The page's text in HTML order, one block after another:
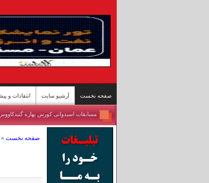
صفحه نخست آرشیو سایت انتقادات و
مسابقات اسبدوانی کورس بهاره
برداشت برنج از شالیزارهای شمال -
تازه‌ترین وضعیت تنگه هرمز
مسابقات کشتی سنتی لوچو - روستای چرات
روستای گردشگری قلات - شیراز
صفحه نخست »